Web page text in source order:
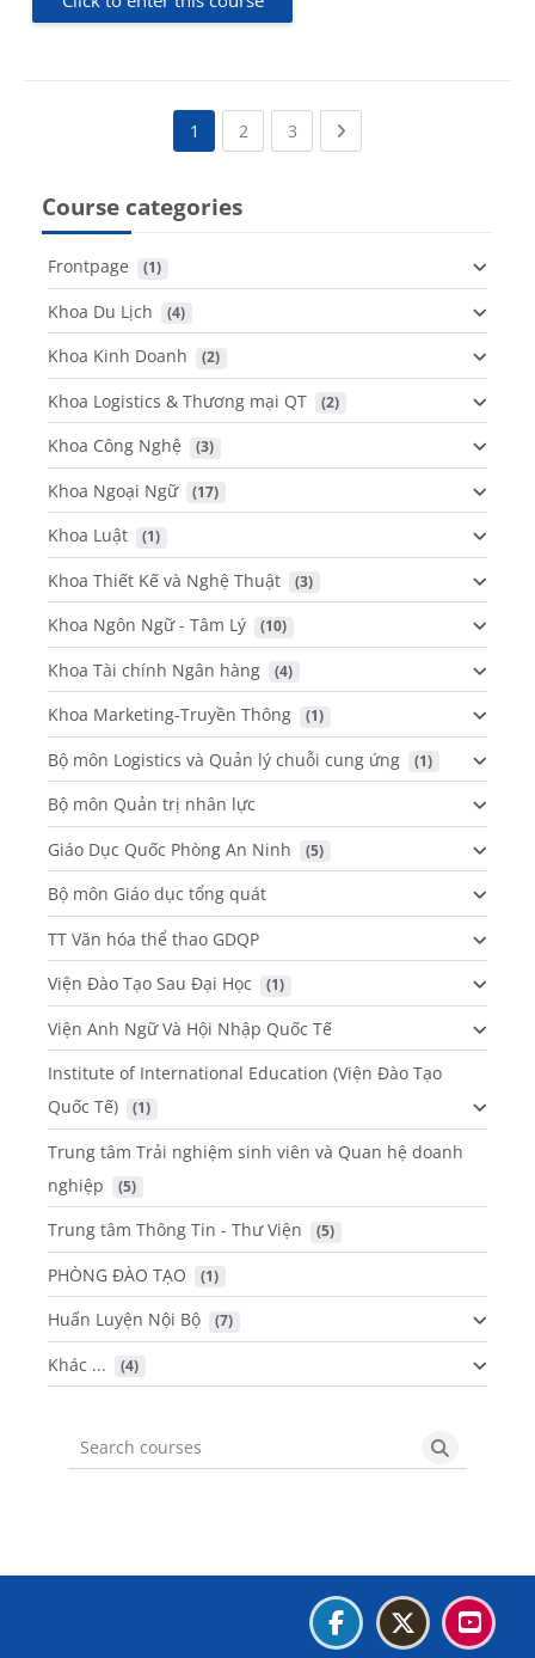
1 2(current)
3(current)
Course categories
Frontpage (1)
Khoa Du Lịch (4)
Khoa Kinh Doanh (2)
Khoa Logistics & Thương mại QT (2)
Khoa Công Nghệ (3)
Khoa Ngoại Ngữ (17)
Khoa Luật (1)
Khoa Thiết Kế và Nghệ Thuật (3)
Khoa Ngôn Ngữ - Tâm Lý (10)
Khoa Tài chính Ngân hàng (4)
Khoa Marketing-Truyền Thông (1)
Bộ môn Logistics và Quản lý chuỗi cung ứng (1)
Bộ môn Quản trị nhân lực
Giáo Dục Quốc Phòng An Ninh
(5)
Bộ môn Giáo dục tổng quát
TT Văn hóa thể thao GDQP
Viện Đào Tạo Sau Đại Học
(1)
Viện Anh Ngữ Và Hội Nhập Quốc Tế
Institute of International Education (Viện Đào Tạo
Quốc Tế)
(1)
Trung tâm Trải nghiệm sinh viên và Quan hệ doanh
nghiệp
(5)
Trung tâm Thông Tin - Thư Viện (5)
PHÒNG ĐÀO TẠO (1)
Huấn Luyện Nội Bộ (7)
Khác ... (4)
Search courses Search